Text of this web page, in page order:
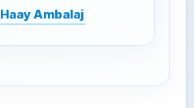
Haay Ambalaj